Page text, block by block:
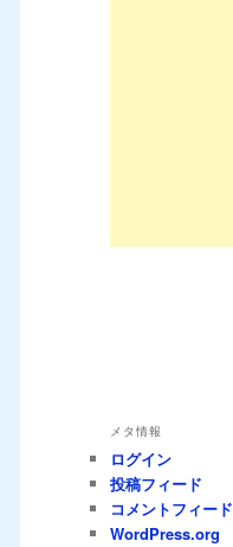
メタ情報
ログイン
投稿フィード
コメントフィード
WordPress.org